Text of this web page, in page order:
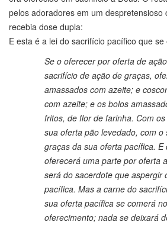
pelos adoradores em um despretensioso
recebia dose dupla:
E esta é a lei do sacrifício pacífico que
Se o oferecer por oferta de
sacrifício de ação de graças,
amassados com azeite; e
com azeite; e os bolos
fritos, de flor de farinha. Com
sua oferta pão levedado, com
graças da sua oferta pacífica. E
oferecerá uma parte por oferta
será do sacerdote que aspergir
pacífica. Mas a carne do
sua oferta pacífica se comerá
oferecimento; nada se deixará